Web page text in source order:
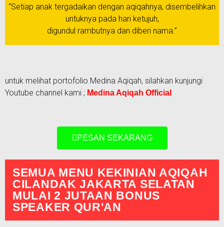
“Setiap anak tergadaikan dengan aqiqahnya, disembelihkan
untuknya pada hari ketujuh,
digundul rambutnya dan diberi nama.”
untuk melihat portofolio Medina Aqiqah, silahkan kunjungi
Youtube channel kami ; Medina Aqiqah Official
PESAN SEKARANG
SEMUA MENU KEKINIAN AQIQAH
CILANDAK JAKARTA SELATAN
MULAI 2 JUTAAN BONUS
SPEAKER QUR'AN